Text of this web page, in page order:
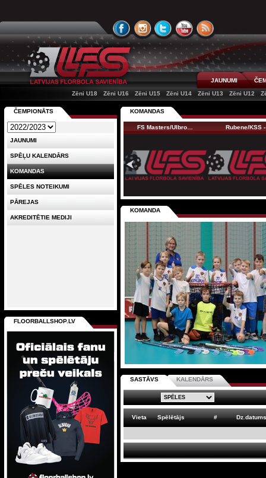
JAUNUMI
Zēni U18
Zēni U16 Zēni U15 Zēni U14 Zēni U13 Zēni U12
KOMANDAS
FS Masters/Ulbro… Rubene/KSS
KOMANDA
SASTĀVS KALENDĀRS
Vieta Spēlētājs # Dz.datums
ČEMPIONĀTS
JAUNUMI
SPĒĻU KALENDĀRS
KOMANDAS
SPĒLES NOTEIKUMI
PĀREJAS
AKREDITĒTIE MEDIJI
FLOORBALLSHOP.LV